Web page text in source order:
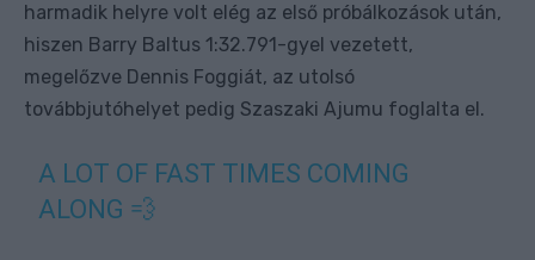
harmadik helyre volt elég az első próbálkozások után,
hiszen Barry Baltus 1:32.791-gyel vezetett,
megelőzve Dennis Foggiát, az utolsó
továbbjutóhelyet pedig Szaszaki Ajumu foglalta el.
A LOT OF FAST TIMES COMING
ALONG 💨